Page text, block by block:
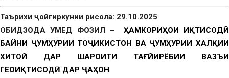
Таърихи ҷойгиркунии рисола: 29.10.2025
ОБИДЗОДА УМЕД ФОЗИЛ –ҲАМКОРИҲОИ ИҚТИСОДӢ
БАЙНИ ҶУМҲУРИИ ТОҶИКИСТОН ВА ҶУМҲУРИИ ХАЛҚИИ
ХИТОЙ ДАР ШАРОИТИ ТАҒЙИРЁБИИ ВАЗЪИ
ГЕОИҚТИСОДӢ ДАР ҶАҲОН